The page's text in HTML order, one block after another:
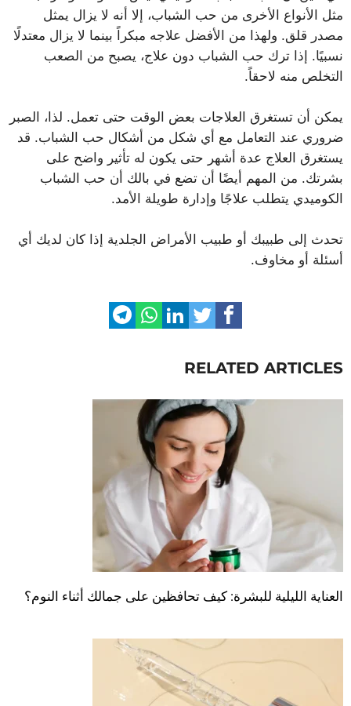
مثل الأنواع الأخرى من حب الشباب، إلا أنه لا يزال يمثل
مصدر قلق. ولهذا من الأفضل علاجه مبكراً بينما لا يزال معتدلًا
نسبيًا. إذا ترك حب الشباب دون علاج، يصبح من الصعب
التخلص منه لاحقاً.
يمكن أن تستغرق العلاجات بعض الوقت حتى تعمل. لذا،
الصبر
ضروري عند التعامل مع أي شكل من أشكال حب الشباب. قد
يستغرق العلاج عدة أشهر حتى يكون له تأثير واضح على
بشرتك. من المهم أيضًا أن تضع في بالك أن حب الشباب
الكوميدي يتطلب علاجًا وإدارة طويلة الأمد.
تحدث إلى طبيبك أو طبيب الأمراض الجلدية إذا كان لديك أي
أسئلة أو مخاوف.
RELATED ARTICLES
العناية الليلية للبشرة: كيف تحافظين على جمالك أثناء النوم؟